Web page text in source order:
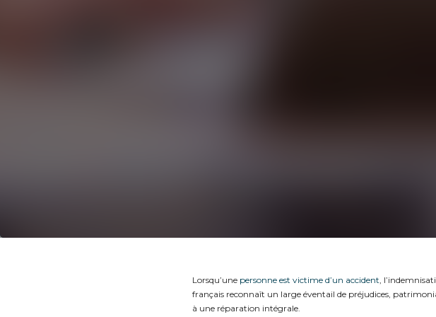
Lorsqu’une personne est victime d’un accident,
français reconnaît un large éventail de préjudices,
à une réparation intégrale.